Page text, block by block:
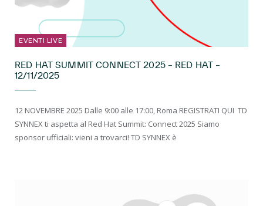
EVENTI LIVE
RED HAT SUMMIT CONNECT 2025 – RED HAT –
12/11/2025
12 NOVEMBRE 2025 Dalle 9:00 alle 17:00, Roma REGISTRATI QUI ​ TD
SYNNEX ti aspetta al Red Hat Summit: Connect 2025 Siamo
sponsor ufficiali: vieni a trovarci! TD SYNNEX è